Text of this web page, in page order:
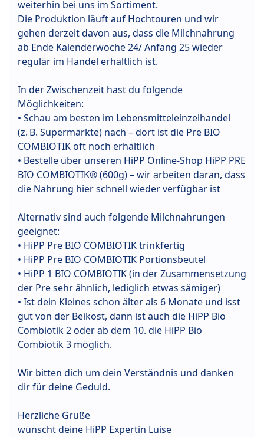
weiterhin bei uns im Sortiment.
Die Produktion läuft auf Hochtouren und wir
gehen derzeit davon aus, dass die Milchnahrung
ab Ende Kalenderwoche 24/ Anfang 25 wieder
regulär im Handel erhältlich ist.
In der Zwischenzeit hast du folgende
Möglichkeiten:
• Schau am besten im Lebensmitteleinzelhandel
(z. B. Supermärkte) nach – dort ist die Pre BIO
COMBIOTIK oft noch erhältlich
• Bestelle über unseren HiPP Online-Shop HiPP PRE
BIO COMBIOTIK® (600g) – wir arbeiten daran, dass
die Nahrung hier schnell wieder verfügbar ist
Alternativ sind auch folgende Milchnahrungen
geeignet:
• HiPP Pre BIO COMBIOTIK trinkfertig
• HiPP Pre BIO COMBIOTIK Portionsbeutel
• HiPP 1 BIO COMBIOTIK (in der Zusammensetzung
der Pre sehr ähnlich, lediglich etwas sämiger)
• Ist dein Kleines schon älter als 6 Monate und isst
gut von der Beikost, dann ist auch die HiPP Bio
Combiotik 2 oder ab dem 10. die HiPP Bio
Combiotik 3 möglich.
Wir bitten dich um dein Verständnis und danken
dir für deine Geduld.
Herzliche Grüße
wünscht deine HiPP Expertin Luise